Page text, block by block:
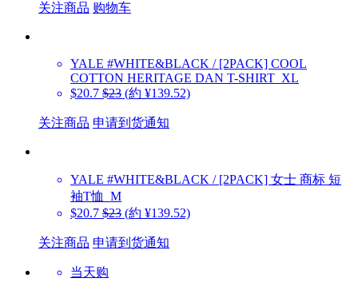
关注商品 购物车
YALE #WHITE&BLACK / [2PACK] COOL
COTTON HERITAGE DAN T-SHIRT_XL
$20.7 $23 (約 ¥139.52)
关注商品 申请到货通知
YALE #WHITE&BLACK / [2PACK] 女士 商标 短
袖T恤_M
$20.7 $23 (約 ¥139.52)
关注商品 申请到货通知
当天购